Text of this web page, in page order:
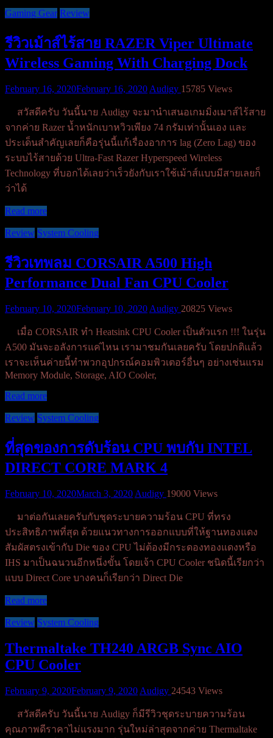
Gaming Gear Review
รีวิวเม้าส์ไร้สาย RAZER Viper Ultimate
Wireless Gaming With Charging Dock
February 16, 2020February 16, 2020 Audigy 15785 Views
สวัสดีครับ วันนี้นาย Audigy จะมานำเสนอเกมมิ่งเมาส์ไร้สาย
จากค่าย Razer น้ำหนักเบาหวิวเพียง 74 กรัมเท่านั้นเอง และ
ประเด็นสำคัญเลยก็คือรุ่นนี้แก้เรื่องอาการ lag (Zero Lag) ของ
ระบบไร้สายด้วย Ultra-Fast Razer Hyperspeed Wireless
Technology ที่บอกได้เลยว่าเร็วยังกับเราใช้เม้าส์แบบมีสายเลยก็
ว่าได้
Read more
Review System Cooling
รีวิวเทพลม CORSAIR A500 High
Performance Dual Fan CPU Cooler
February 10, 2020February 10, 2020 Audigy 20825 Views
เมื่อ CORSAIR ทำ Heatsink CPU Cooler เป็นตัวแรก !!! ในรุ่น
A500 มันจะอลังการแค่ไหน เรามาชมกันเลยครับ โดยปกติแล้ว
เราจะเห็นค่ายนี้ทำพวกอุปกรณ์คอมพิวเตอร์อื่นๆ อย่างเช่นแรม
Memory Module, Storage, AIO Cooler,
Read more
Review System Cooling
ที่สุดของการดับร้อน CPU พบกับ INTEL
DIRECT CORE MARK 4
February 10, 2020March 3, 2020 Audigy 19000 Views
มาต่อกันเลยครับกับชุดระบายความร้อน CPU ที่ทรง
ประสิทธิภาพที่สุด ด้วยแนวทางการออกแบบที่ให้ฐานทองแดง
สัมผัสตรงเข้ากับ Die ของ CPU ไม่ต้องมีกระดองทองแดงหรือ
IHS มาเป็นฉนวนอีกหนึ่งขั้น โดยเจ้า CPU Cooler ชนิดนี้เรียกว่า
แบบ Direct Core บางคนก็เรียกว่า Direct Die
Read more
Review System Cooling
Thermaltake TH240 ARGB Sync AIO
CPU Cooler
February 9, 2020February 9, 2020 Audigy 24543 Views
สวัสดีครับ วันนี้นาย Audigy ก็มีรีวิวชุดระบายความร้อน
คุณภาพดีราคาไม่แรงมาก รุ่นใหม่ล่าสุดจากค่าย Thermaltake